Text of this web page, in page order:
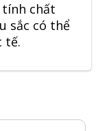
tính chất
sắc có thể
tế.